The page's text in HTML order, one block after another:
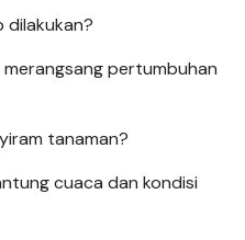
dilakukan?
pertumbuhan
tanaman?
cuaca dan kondisi